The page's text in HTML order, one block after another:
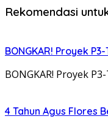
Rekomendasi
BONGKAR! Proyek
BONGKAR! Proyek
4 Tahun Agus Flores